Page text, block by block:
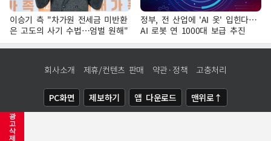
광
고
삭
제
이승기 측 "차가원 전세금 미반환
은 고도의 사기 수법…엄벌 원해"
정부, 전 산업에 'AI 옷' 입힌다…
AI 로봇 연 1000대 보급 추진
회사소개 제휴/컨텐츠 판매 약관·정책 고충처리
PC화면 제보하기 앱 다운로드 맨위로↑